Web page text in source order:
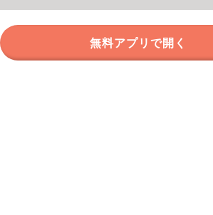
無料アプリで開く